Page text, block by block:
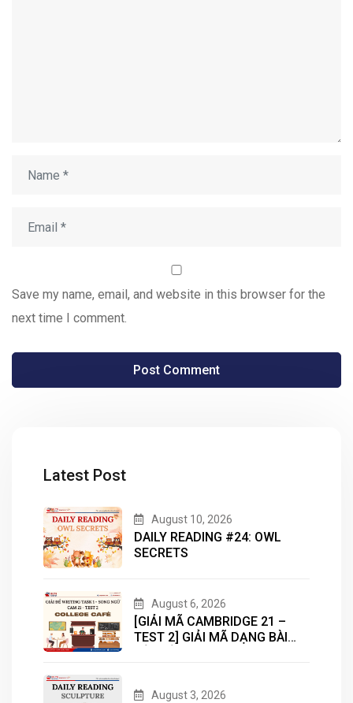
Save my name, email, and website in this browser for the
next time I comment.
Latest Post
August 10, 2026
DAILY READING #24: OWL
SECRETS
August 6, 2026
[GIẢI MÃ CAMBRIDGE 21 –
TEST 2] GIẢI MÃ DẠNG BÀI
August 3, 2026